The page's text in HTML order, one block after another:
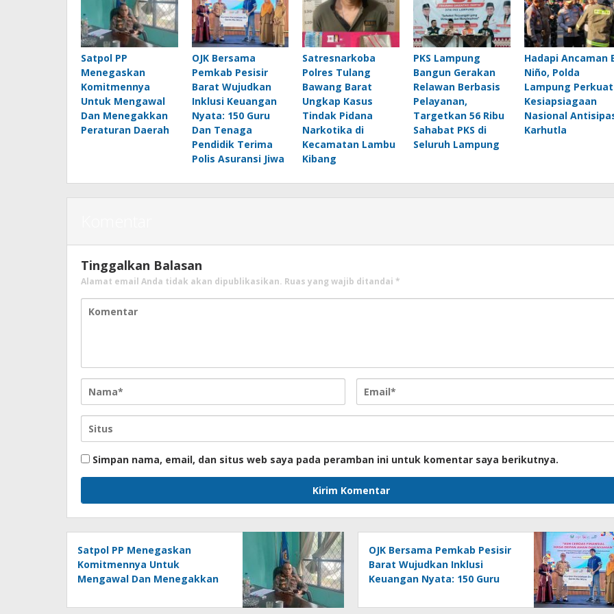
Satpol PP
Menegaskan
Komitmennya
Untuk Mengawal
Dan Menegakkan
Peraturan Daerah
OJK Bersama
Pemkab Pesisir
Barat Wujudkan
Inklusi Keuangan
Nyata: 150 Guru
Dan Tenaga
Pendidik Terima
Polis Asuransi Jiwa
Satresnarkoba
Polres Tulang
Bawang Barat
Ungkap Kasus
Tindak Pidana
Narkotika di
Kecamatan Lambu
Kibang
PKS Lampung
Bangun Gerakan
Relawan Berbasis
Pelayanan,
Targetkan 56 Ribu
Sahabat PKS di
Seluruh Lampung
Hadapi Ancaman
Niño, Polda
Lampung Perkuat
Kesiapsiagaan
Nasional
Karhutla
Tinggalkan Balasan
Alamat email Anda tidak akan dipublikasikan. Ruas yang wajib ditandai *
Simpan nama, email, dan situs web saya pada peramban ini untuk komentar saya berikutnya.
Satpol PP Menegaskan
Komitmennya Untuk
Mengawal Dan Menegakkan
OJK Bersama Pemkab Pesisir
Barat Wujudkan Inklusi
Keuangan Nyata: 150 Guru
Polis Asuransi Jiwa